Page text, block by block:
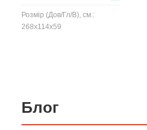
Розмір (Дов/Гл/В), см.:
268x114x59
Блог